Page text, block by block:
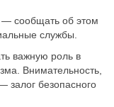
— сообщать об этом
службы.
важную роль в
Внимательность,
залог безопасного